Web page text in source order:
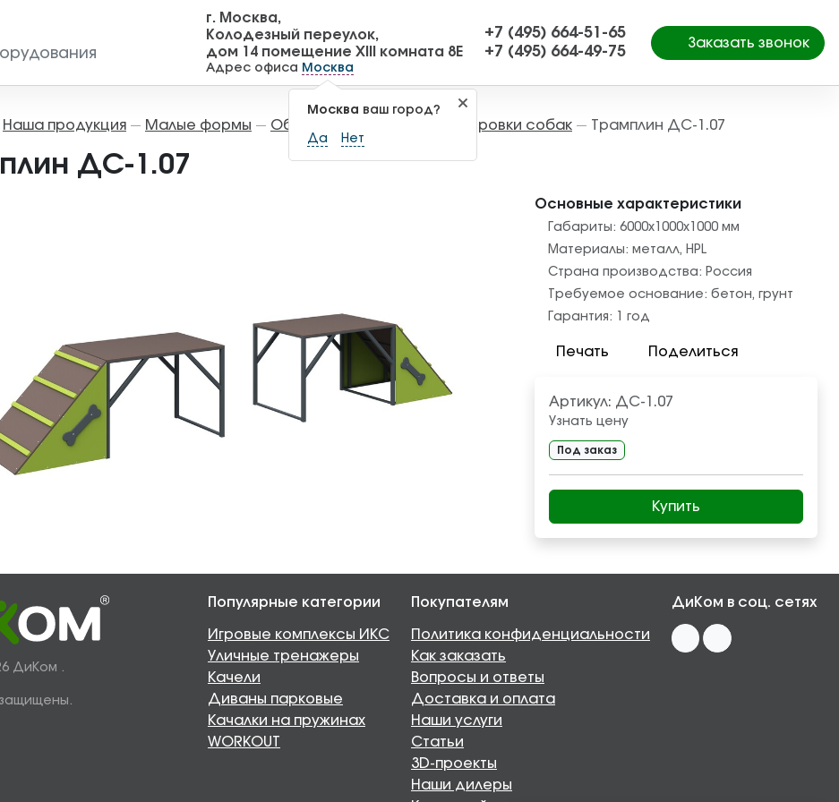
г. Москва,
Колодезный переулок,
дом 14 помещение XIII комната 8Е
Адрес офиса Москва
Москва ваш город?
Да Нет
+7 (495) 664-51-65
+7 (495) 664-49-75
Заказать звонок
Наша продукция — Малые формы — Оборудование для дрессировки собак — Трамплин ДС-1.07
ДС-1.07
Основные характеристики
Габариты: 6000x1000x1000 мм
Материалы: металл, HPL
Страна производства: Россия
Требуемое основание: бетон, грунт
Гарантия:
1 год
Печать Поделиться
Артикул: ДС-1.07
Узнать цену
Под заказ
Купить
ДиКом .
Популярные категории
Игровые комплексы ИКС
Уличные тренажеры
Качели
Диваны парковые
Качалки на пружинах
WORKOUT
Покупателям
Политика конфиденциальности
Как заказать
Вопросы и ответы
Доставка и оплата
Наши услуги
Статьи
3D-проекты
Наши дилеры
ДиКом в соц. сетях